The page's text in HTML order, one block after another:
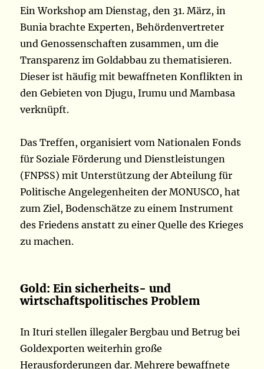
Ein Workshop am Dienstag, den 31. März, in
Bunia brachte Experten, Behördenvertreter
und Genossenschaften zusammen, um die
Transparenz im Goldabbau zu thematisieren.
Dieser ist häufig mit bewaffneten Konflikten in
den Gebieten von Djugu, Irumu und Mambasa
verknüpft.
Das Treffen, organisiert vom Nationalen Fonds
für Soziale Förderung und Dienstleistungen
(FNPSS) mit Unterstützung der Abteilung für
Politische Angelegenheiten der MONUSCO, hat
zum Ziel, Bodenschätze zu einem Instrument
des Friedens anstatt zu einer Quelle des Krieges
zu machen.
Gold: Ein sicherheits- und
wirtschaftspolitisches Problem
In Ituri stellen illegaler Bergbau und Betrug bei
Goldexporten weiterhin große
Herausforderungen dar. Mehrere bewaffnete